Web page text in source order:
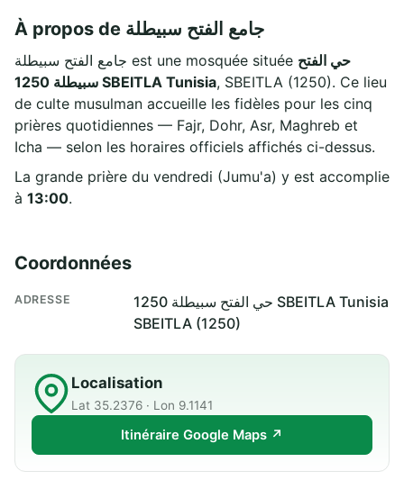
À propos de جامع الفتح سبيطلة
جامع الفتح سبيطلة est une mosquée située حي الفتح
سبيطلة 1250 SBEITLA Tunisia, SBEITLA (1250). Ce lieu
de culte musulman accueille les fidèles pour les cinq
prières quotidiennes — Fajr, Dohr, Asr, Maghreb et
Icha — selon les horaires officiels affichés ci-dessus.
La grande prière du vendredi (Jumu'a) y est accomplie
à 13:00.
Coordonnées
ADRESSE
حي الفتح سبيطلة 1250 SBEITLA Tunisia
SBEITLA (1250)
Localisation
Lat 35.2376 · Lon 9.1141
Itinéraire Google Maps ↗